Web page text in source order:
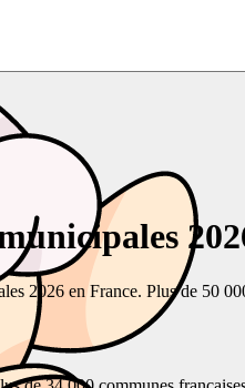
2026 en France. Plus de 50